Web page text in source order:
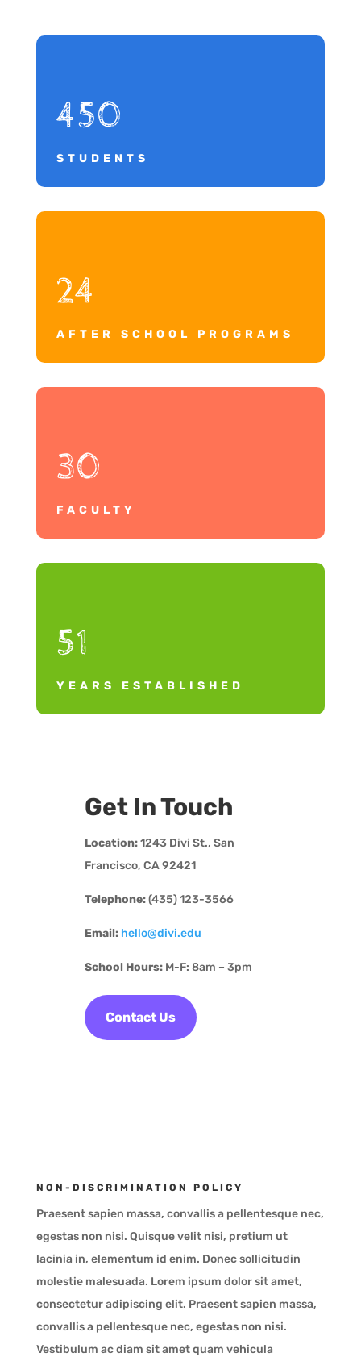
450
STUDENTS
24
AFTER SCHOOL PROGRAMS
30
FACULTY
51
YEARS ESTABLISHED
Get In Touch
Location:1243 Divi St., San
Francisco, CA 92421
Telephone:(435) 123-3566
Email: hello@divi.edu
School Hours:M-F: 8am – 3pm
Contact Us
NON-DISCRIMINATION POLICY
Praesent sapien massa, convallis a pellentesque nec,
egestas non nisi. Quisque velit nisi, pretium ut
lacinia in, elementum id enim. Donec sollicitudin
molestie malesuada. Lorem ipsum dolor sit amet,
consectetur adipiscing elit. Praesent sapien massa,
convallis a pellentesque nec, egestas non nisi.
Vestibulum ac diam sit amet quam vehicula